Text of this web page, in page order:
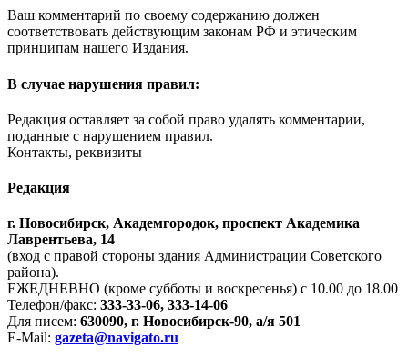
Ваш комментарий по своему содержанию должен
соответствовать действующим законам РФ и этическим
принципам нашего Издания.
В случае нарушения правил:
Редакция оставляет за собой право удалять комментарии,
поданные с нарушением правил.
Контакты, реквизиты
Редакция
г. Новосибирск, Академгородок, проспект Академика
Лаврентьева, 14
(вход с правой стороны здания Администрации Советского
района).
ЕЖЕДНЕВНО (кроме субботы и воскресенья) с 10.00 до 18.00
Телефон/факс: 333-33-06, 333-14-06
Для писем: 630090, г. Новосибирск-90, а/я 501
E-Mail: gazeta@navigato.ru